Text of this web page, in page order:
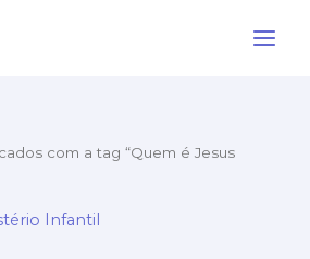
com a tag “Quem é Jesus
Infantil